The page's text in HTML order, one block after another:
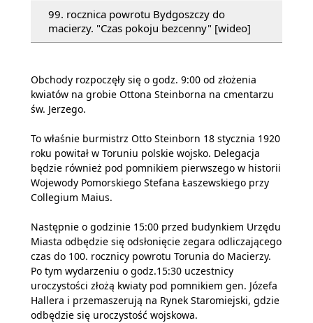
99. rocznica powrotu Bydgoszczy do
macierzy. "Czas pokoju bezcenny" [wideo]
Obchody rozpoczęły się o godz. 9:00 od złożenia
kwiatów na grobie Ottona Steinborna na cmentarzu
św. Jerzego.
To właśnie burmistrz Otto Steinborn 18 stycznia 1920
roku powitał w Toruniu polskie wojsko. Delegacja
będzie również pod pomnikiem pierwszego w historii
Wojewody Pomorskiego Stefana Łaszewskiego przy
Collegium Maius.
Następnie o godzinie 15:00 przed budynkiem Urzędu
Miasta odbędzie się odsłonięcie zegara odliczającego
czas do 100. rocznicy powrotu Torunia do Macierzy.
Po tym wydarzeniu o godz.15:30 uczestnicy
uroczystości złożą kwiaty pod pomnikiem gen. Józefa
Hallera i przemaszerują na Rynek Staromiejski, gdzie
odbędzie się uroczystość wojskowa.